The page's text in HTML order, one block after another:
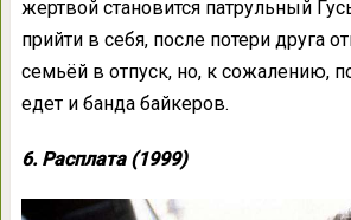
жертвой становится патрульный
прийти в себя, после потери друга
семьёй в отпуск, но, к сожалению,
едет и банда байкеров.
6. Расплата (1999)